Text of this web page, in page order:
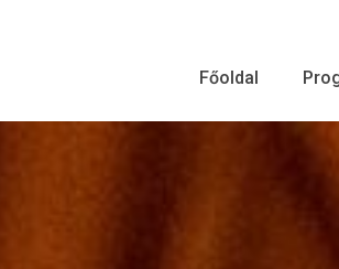
Főoldal